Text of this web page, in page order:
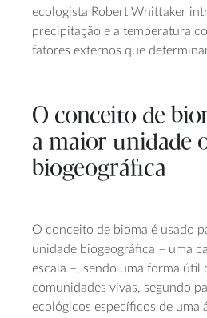
ecologista Robert Whittaker
precipitação e a temperatura
fatores externos que
O conceito de
a maior unidade
biogeográfica
O conceito de bioma é usado
unidade biogeográfica – uma
escala –, sendo uma forma útil
comunidades vivas, segundo
ecológicos específicos de uma